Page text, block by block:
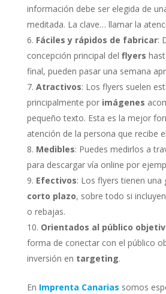
información debe ser elegida de
meditada. La clave… llamar la
Fáciles y rápidos de fabricar:
concepción principal del flyers
final, pueden pasar una semana
Atractivos: Los flyers suelen
principalmente por imágenes
pequeño texto. Esta es la mejor
atención de la persona que recibe el
Medibles: Puedes medirlos a
para descargar vía online por
Efectivos: Los flyers tienen una
corto plazo, sobre todo si
o rebajas.
Orientados al público
forma de conectar con el público
inversión en targeting.
En Imprenta Canarias somos